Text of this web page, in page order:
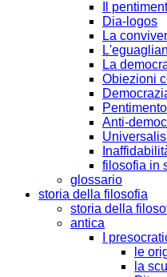
Il
Dia-logos
La
La
Obiezioni
Anti-
filosofia in
glossario
storia della filosofia
storia della
antica
I
le
la